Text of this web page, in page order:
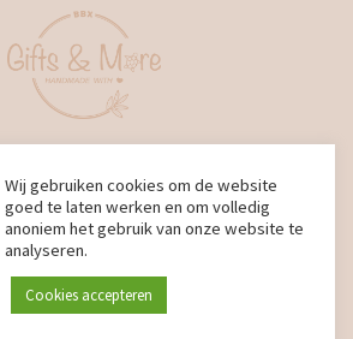
ontwikkeling doorBBX Design
Wij gebruiken cookies om de website
goed te laten werken en om volledig
anoniem het gebruik van onze website te
analyseren.
Cookies accepteren